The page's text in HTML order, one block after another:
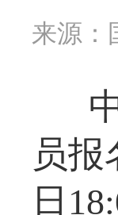
来源：
员
日